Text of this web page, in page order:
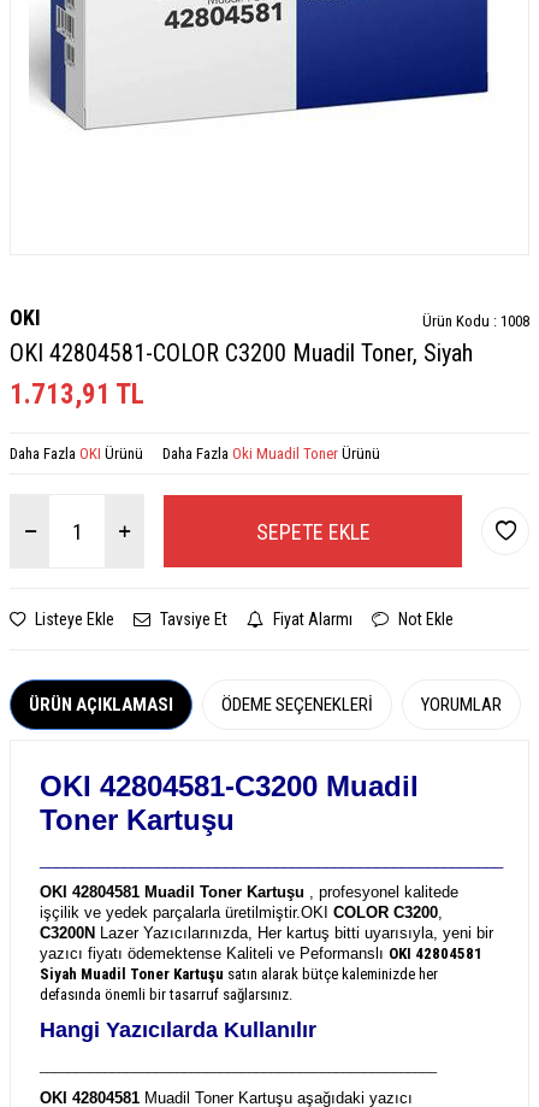
OKI Ürün Kodu : 1008
OKI 42804581-COLOR C3200 Muadil Toner, Siyah
1.713,91 TL
Daha Fazla OKI Ürünü Daha Fazla Oki Muadil Toner Ürünü
SEPETE EKLE
Listeye Ekle Tavsiye Et Fiyat Alarmı Not Ekle
ÜRÜN AÇIKLAMASI ÖDEME SEÇENEKLERI YORUMLAR
OKI 42804581-C3200 Muadil
Toner Kartuşu
OKI 42804581 Muadil Toner Kartuşu , profesyonel kalitede
işçilik ve yedek parçalarla üretilmiştir.OKI COLOR C3200,
C3200N Lazer Yazıcılarınızda, Her kartuş bitti uyarısıyla, yeni bir
yazıcı fiyatı ödemektense Kaliteli ve Peformanslı OKI 42804581
Siyah Muadil Toner Kartuşu satın alarak bütçe kaleminizde her
defasında önemli bir tasarruf sağlarsınız.
Hangi Yazıcılarda Kullanılır
OKI 42804581 Muadil Toner Kartuşu aşağıdaki yazıcı